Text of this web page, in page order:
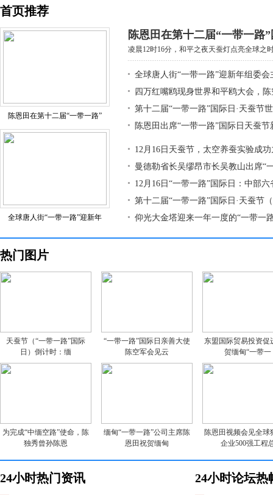
首页推荐
陈恩田在第十二届“一带一路”
全球唐人街“一带一路”迎新年
陈恩田在第十二届“一带一路”
凌晨12时16分，和平之夜天蚕灯点亮全球之
全球唐人街“一带一路”迎新年组委会
四万红嘴鸥现身世界和平鸥大会，
第十二届“一带一路”国际日·天蚕节
陈恩田出席“一带一路”国际日天蚕节
12月16日天蚕节，太空养蚕实验成
曼德勒省长吴缪昂市长吴教山出席“
12月16日“一带一路”国际日：中部六
第十二届“一带一路”国际日·天蚕节
仰光大金塔迎来一年一度的“一带一
热门图片
天蚕节（“一带一路”国际
日）倒计时：缅
“一带一路”国际日亲善大使
陈空军会见云
东盟国际贸易投资促
贺缅甸“一带一
为完成“中缅空路”使命，陈
独秀曾孙陈恩
缅甸“一带一路”公司主席陈
恩田祝贺缅甸
陈恩田视频会见全球
企业500强工程
24小时热门资讯 24小时论坛热